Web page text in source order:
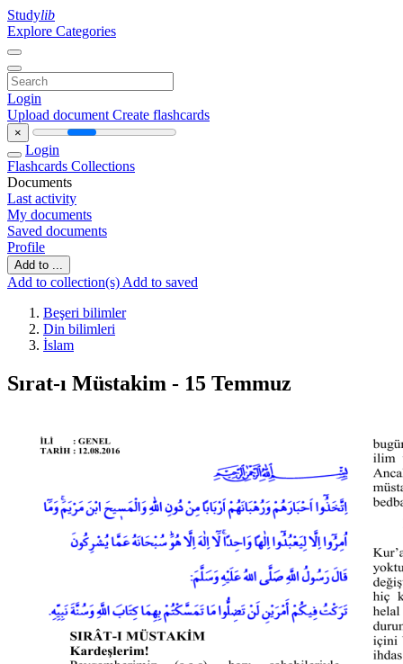
Studylib
Explore Categories
Login
Upload document Create flashcards
×
Login
Flashcards Collections
Documents
Last activity
My documents
Saved documents
Profile
Add to ...
Add to collection(s) Add to saved
Beşeri bilimler
Din bilimleri
İslam
Sırat-ı Müstakim - 15 Temmuz